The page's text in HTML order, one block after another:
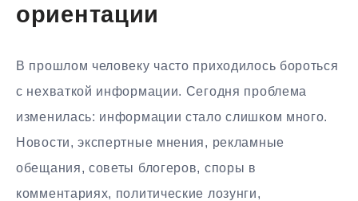
ориентации
В прошлом человеку часто приходилось бороться
с нехваткой информации. Сегодня проблема
изменилась: информации стало слишком много.
Новости, экспертные мнения, рекламные
обещания, советы блогеров, споры в
комментариях, политические лозунги,